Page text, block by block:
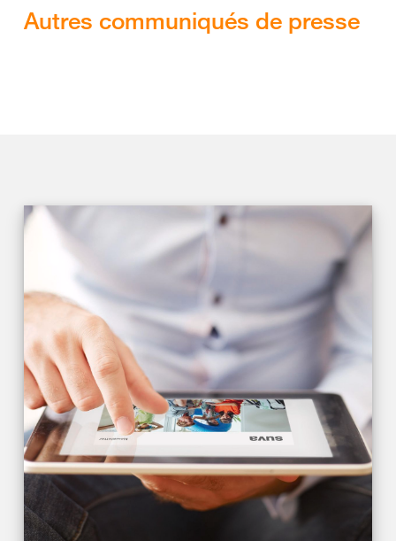
Autres communiqués de presse